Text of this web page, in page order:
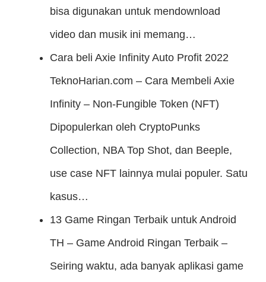
bisa digunakan untuk mendownload
video dan musik ini memang…
Cara beli Axie Infinity Auto Profit 2022
TeknoHarian.com – Cara Membeli Axie
Infinity – Non-Fungible Token (NFT)
Dipopulerkan oleh CryptoPunks
Collection, NBA Top Shot, dan Beeple,
use case NFT lainnya mulai populer. Satu
kasus…
13 Game Ringan Terbaik untuk Android
TH – Game Android Ringan Terbaik –
Seiring waktu, ada banyak aplikasi game